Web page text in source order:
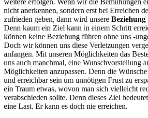
nicht anerkennen, sondern erst bei Erreichen
zufrieden geben, dann wird unsere Beziehung
Denn kaum ein Ziel kann in einem Schritt
können keine Beziehung führen ohne uns -
Doch wir können uns diese Verletzungen
anfangen. Mit unseren Möglichkeiten das
uns auch manchmal, eine Wunschvorstellung
Möglichkeiten anzupassen. Denn die Wünsche
und erreichbar sein um unnötigen Frust zu
ein Traum etwas, wovon man sich vielleicht
verabschieden sollte. Denn dieses Ziel
eine Last. Er kann es doch nie erreichen.